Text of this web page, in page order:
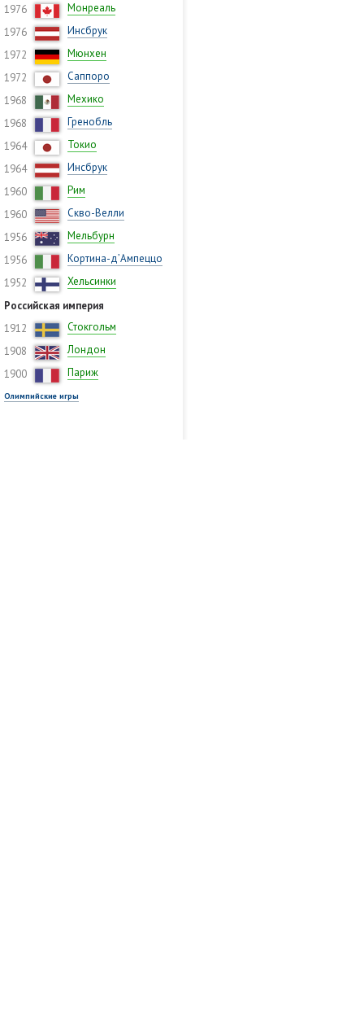
1976
Монреаль
1976
Инсбрук
1972
Мюнхен
1972
Саппоро
1968
Мехико
1968
Гренобль
1964
Токио
1964
Инсбрук
1960
Рим
1960
Скво-Велли
1956
Мельбурн
1956
Кортина-д’Ампеццо
1952
Хельсинки
Российская империя
1912
Стокгольм
1908
Лондон
1900
Париж
Олимпийские игры